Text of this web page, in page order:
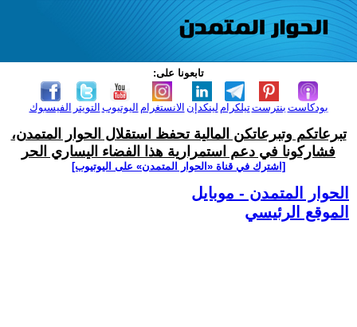
تابعونا على:
الفيسبوك التويتر اليوتيوب الانستغرام لينكدإن تيلكرامبنترست بودكاست
تبرعاتكم وتبرعاتكن المالية تحفظ استقلال الحوار المتمدن،
فشاركونا في دعم استمرارية هذا الفضاء اليساري الحر
[اشترك في قناة ‫«الحوار المتمدن» على اليوتيوب]
الحوار المتمدن - موبايل
الموقع الرئيسي